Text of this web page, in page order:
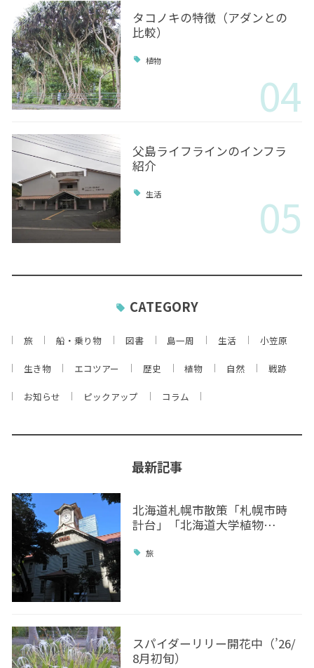
タコノキの特徴（アダンとの
比較）
植物
04
父島ライフラインのインフラ
紹介
生活 05
CATEGORY
旅 船・乗り物 図書 島一周 生活 小笠原
生き物 エコツアー 歴史 植物 自然 戦跡
お知らせ ピックアップ コラム
最新記事
北海道札幌市散策「札幌市時
計台」「北海道大学植物…
旅
スパイダーリリー開花中（’26/
8月初旬）